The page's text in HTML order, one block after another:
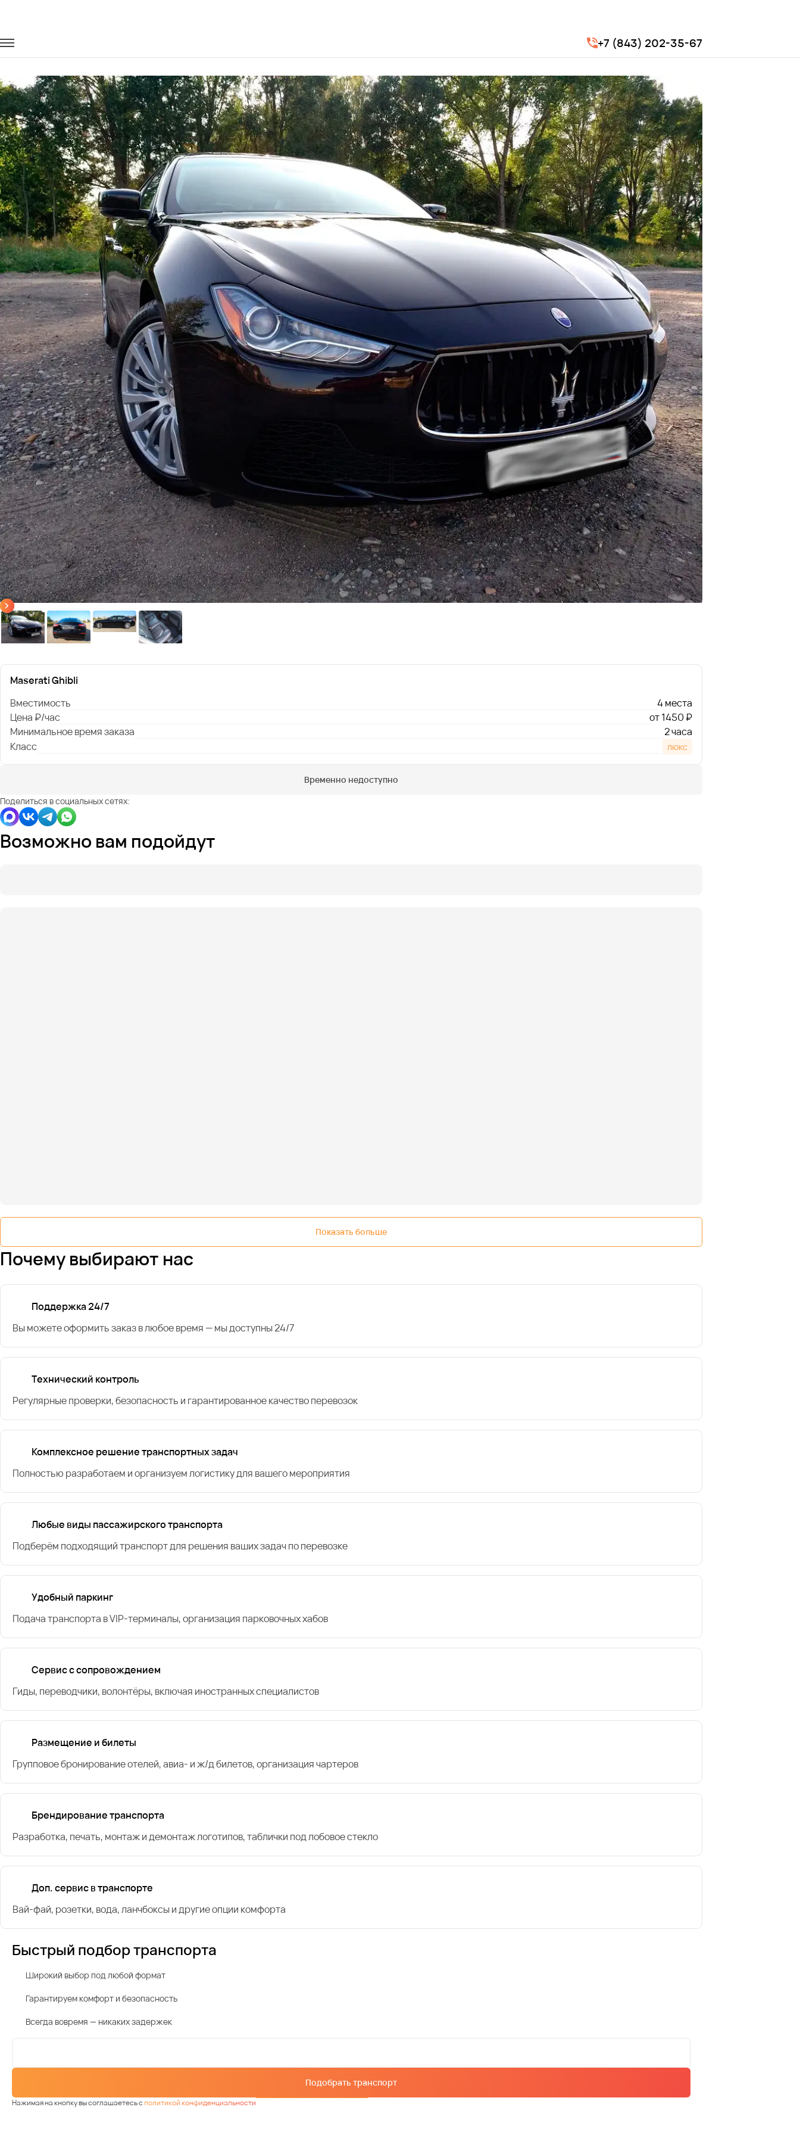
+7 (843) 202-35-67
Заказать Maserati Ghibli с водителем в Казани
Maserati Ghibli
Вместимость
4 места
Цена ₽/час
от 1450 ₽
Минимальное время заказа
2 часа
Класс
люкс
Временно недоступно
Поделиться в социальных сетях:
Возможно вам подойдут
Показать больше
Почему выбирают нас
Поддержка 24/7
Вы можете оформить заказ в любое время — мы доступны 24/7
Технический контроль
Регулярные проверки, безопасность и гарантированное качество перевозок
Комплексное решение транспортных задач
Полностью разработаем и организуем логистику для вашего мероприятия
Любые виды пассажирского транспорта
Подберём подходящий транспорт для решения ваших задач по перевозке
Удобный паркинг
Подача транспорта в VIP-терминалы, организация парковочных хабов
Сервис с сопровождением
Гиды, переводчики, волонтёры, включая иностранных специалистов
Размещение и билеты
Групповое бронирование отелей, авиа- и ж/д билетов, организация чартеров
Брендирование транспорта
Разработка, печать, монтаж и демонтаж логотипов, таблички под лобовое стекло
Доп. сервис в транспорте
Вай-фай, розетки, вода, ланчбоксы и другие опции комфорта
Быстрый подбор транспорта
Широкий выбор под любой формат
Гарантируем комфорт и безопасность
Всегда вовремя — никаких задержек
Подобрать транспорт
Нажимая на кнопку вы соглашаетесь сполитикой конфиденциальности